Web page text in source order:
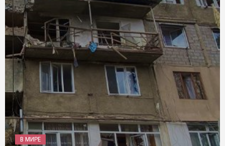
В МИРЕ